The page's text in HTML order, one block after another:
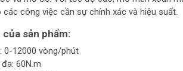
công việc cần sự chính xác và hiệu suất.
sản phẩm:
0-12000 vòng/phút
60N.m